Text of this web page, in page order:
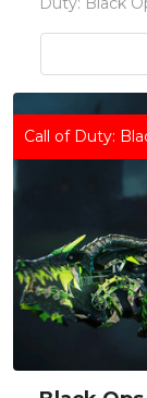
Call of Duty: